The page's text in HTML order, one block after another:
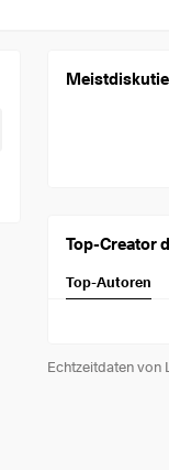
Top-Creator
Top-Autoren
Echtzeitdaten von